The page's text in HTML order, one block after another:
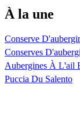
À la une
Conserve
Conserves
Aubergines À L'ail
Puccia Du Salento